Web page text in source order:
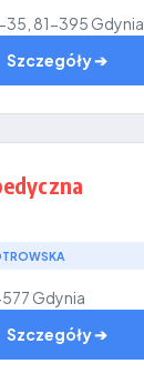
35, 81-395 Gdynia
Szczegóły ➔
Gdynia
Szczegóły ➔